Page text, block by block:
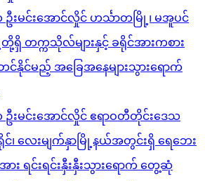
ဦးမင်းအောင်လှိုင် ဟင်္သာတမြို့၊ မအူပင်
ရှိ တက္ကသိုလ်များနှင့် ခရိုင်အားကစား
နိုင်မည့် အခြေအနေများသွားရောက်
ဦးမင်းအောင်လှိုင် ဧရာဝတီတိုင်းဒေသ
င်၊ လေးမျက်နှာမြို့နယ်အတွင်းရှိ ရေဘေး
ား ရင်းရင်းနှီးနှီးသွားရောက် တွေ့ဆုံ